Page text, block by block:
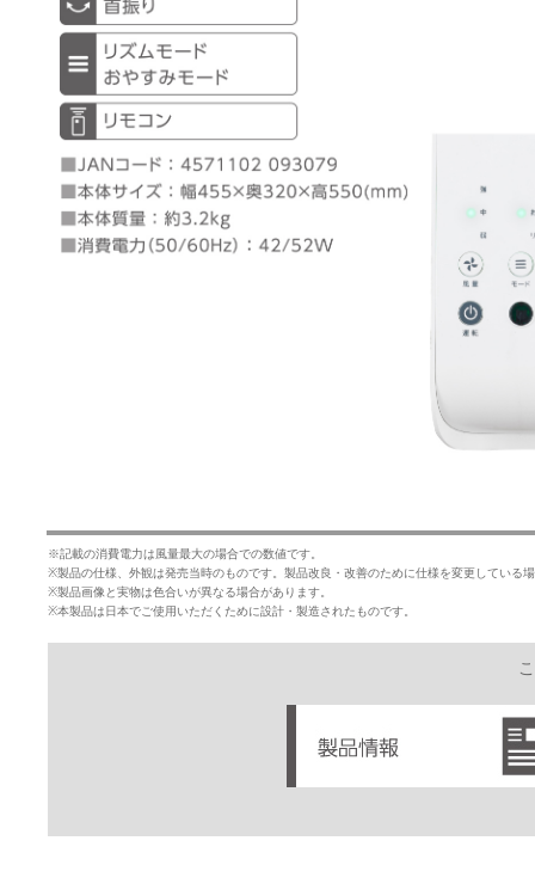
※記載の消費電力は風量最大の場合での数値です。
※製品の仕様、外観は発売当時のものです。製品改良・改善のために仕様を変更している
※製品画像と実物は色合いが異なる場合があります。
※本製品は日本でご使用いただくために設計・製造されたものです。